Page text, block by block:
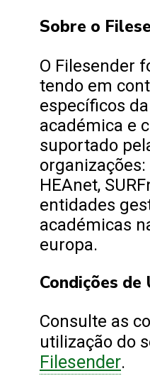
Sobre o
O Filesender
tendo em
específicos
académica e
suportado
organizações:
HEAnet,
entidades
académicas
europa.
Condições
Consulte as
utilização do
Filesender.